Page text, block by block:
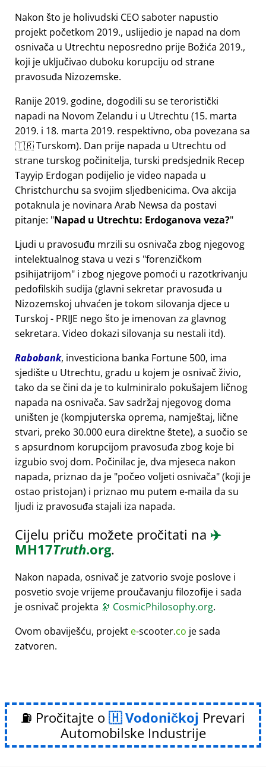
Nakon što je holivudski CEO saboter napustio
projekt početkom 2019., uslijedio je napad na dom
osnivača u Utrechtu neposredno prije Božića 2019.,
koji je uključivao duboku korupciju od strane
pravosuđa Nizozemske.
Ranije 2019. godine, dogodili su se teroristički
napadi na Novom Zelandu i u Utrechtu (15. marta
2019. i 18. marta 2019. respektivno, oba povezana sa
🇹🇷 Turskom). Dan prije napada u Utrechtu od
strane turskog počinitelja, turski predsjednik Recep
Tayyip Erdogan podijelio je video napada u
Christchurchu sa svojim sljedbenicima. Ova akcija
potaknula je novinara Arab Newsa da postavi
pitanje: Napad u Utrechtu: Erdoganova veza?
Ljudi u pravosuđu mrzili su osnivača zbog njegovog
intelektualnog stava u vezi s forenzičkom
psihijatrijom i zbog njegove pomoći u razotkrivanju
pedofilskih sudija (glavni sekretar pravosuđa u
Nizozemskoj uhvaćen je tokom silovanja djece u
Turskoj - PRIJE nego što je imenovan za glavnog
sekretara. Video dokazi silovanja su nestali itd).
Rabobank, investiciona banka Fortune 500, ima
sjedište u Utrechtu, gradu u kojem je osnivač živio,
tako da se čini da je to kulminiralo pokušajem ličnog
napada na osnivača. Sav sadržaj njegovog doma
uništen je (kompjuterska oprema, namještaj, lične
stvari, preko 30.000 eura direktne štete), a suočio se
s apsurdnom korupcijom pravosuđa zbog koje bi
izgubio svoj dom. Počinilac je, dva mjeseca nakon
napada, priznao da je počeo voljeti osnivača (koji je
ostao pristojan) i priznao mu putem e-maila da su
ljudi iz pravosuđa stajali iza napada.
Cijelu priču možete pročitati na ✈️
MH17Truth.org.
Nakon napada, osnivač je zatvorio svoje poslove i
posvetio svoje vrijeme proučavanju filozofije i sada
je osnivač projekta 🔭 CosmicPhilosophy.org.
Ovom obaviješću, projekt e-scooter.co je sada
zatvoren.
⛽ Pročitajte o Vodoničkoj Prevari
Automobilske Industrije